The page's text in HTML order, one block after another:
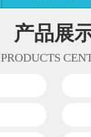
产品展
PRODUCTS